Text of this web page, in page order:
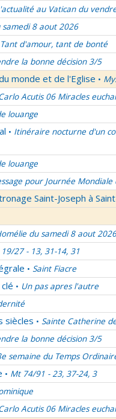
au Vatican du
samedi 8 aout 2026
Tant d'amour, tant de bonté
la bonne décision 3/5
monde et de l'Eglise •
Acutis 06 Miracles
louange
• Itinéraire nocturne d'un
louange
pour Journée Mondiale
Saint-Joseph à
du samedi 8 aout 2026
19/27 - 13, 31-14, 31
• Saint Fiacre
• Un pas apres l'autre
siècles • Sainte Catherine
la bonne décision 3/5
semaine du Temps
• Mt 74/91 - 23, 37-24, 3
Acutis 06 Miracles